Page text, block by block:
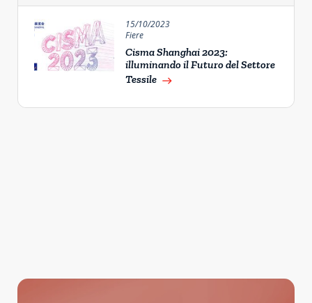
15/10/2023
Fiere
Cisma Shanghai 2023:
illuminando il Futuro del Settore
Tessile east